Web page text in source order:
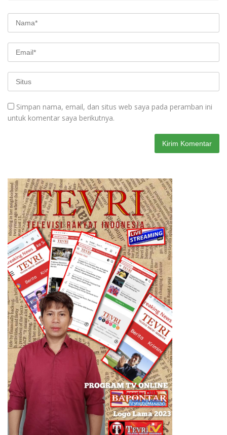
Simpan nama, email, dan situs web saya pada peramban ini
untuk komentar saya berikutnya.